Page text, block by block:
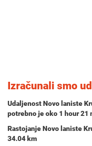
Izračunali smo
Udaljenost Novo laniste
potrebno je oko 1 hour 21
Rastojanje Novo laniste
34.04 km